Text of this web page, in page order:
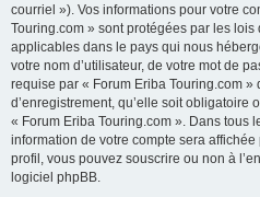
courriel »). Vos informations pour votre
Touring.com » sont protégées par les
applicables dans le pays qui nous
votre nom d’utilisateur, de votre mot de
requise par « Forum Eriba Touring.com »
d’enregistrement, qu’elle soit obligatoire
« Forum Eriba Touring.com ». Dans tous
information de votre compte sera
profil, vous pouvez souscrire ou non à
logiciel phpBB.